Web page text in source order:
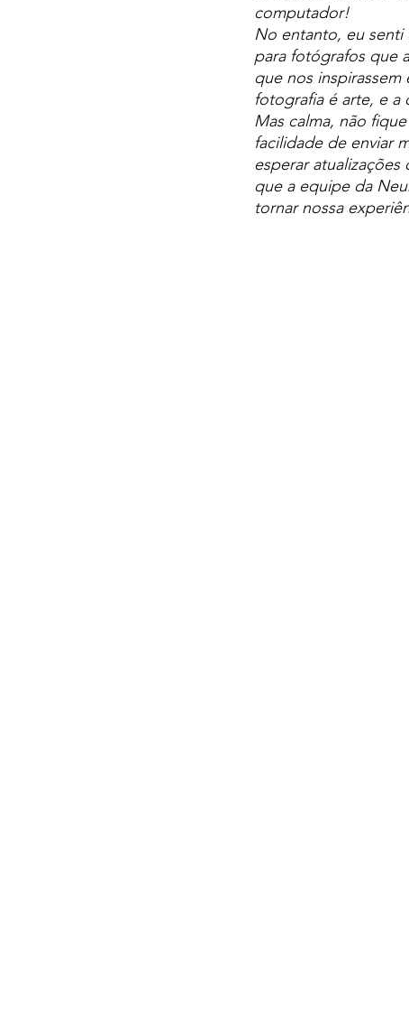
computador!
No entanto, eu senti
para fotógrafos que
que nos inspirassem
fotografia é arte, e a
Mas calma, não
facilidade de enviar
esperar
que a equipe da
tornar nossa